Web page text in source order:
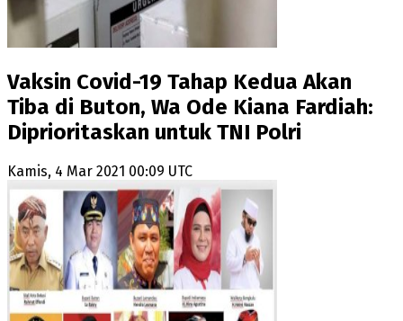
Vaksin Covid-19 Tahap Kedua Akan
Tiba di Buton, Wa Ode Kiana Fardiah:
Diprioritaskan untuk TNI Polri
Kamis, 4 Mar 2021 00:09 UTC